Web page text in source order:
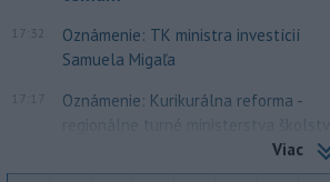
17:32
Oznámenie: TK ministra investícií
Samuela Migaľa
Oznámenie: Kurikurálna reforma -
regionálne turné ministerstva školstva
Viac